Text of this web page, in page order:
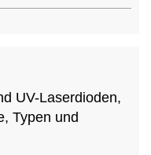
UV-Laserdioden,
Typen und